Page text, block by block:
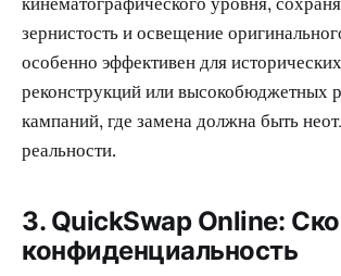
зернистость и освещение
особенно эффективен для исторических
реконструкций или высокобюджетных
кампаний, где замена должна быть
реальности.
3. QuickSwap Online:
конфиденциальность